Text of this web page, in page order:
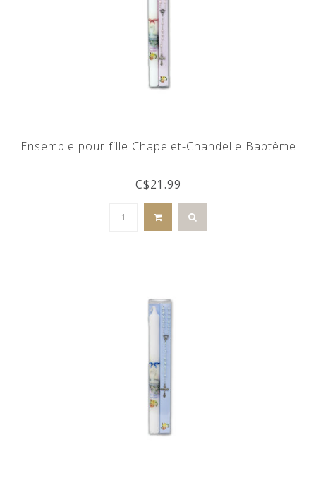
Ensemble pour fille Chapelet-Chandelle Baptême
C$21.99